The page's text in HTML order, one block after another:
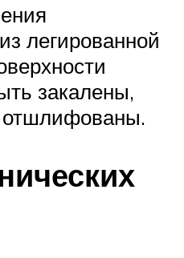
легированной
закалены,
отшлифованы.